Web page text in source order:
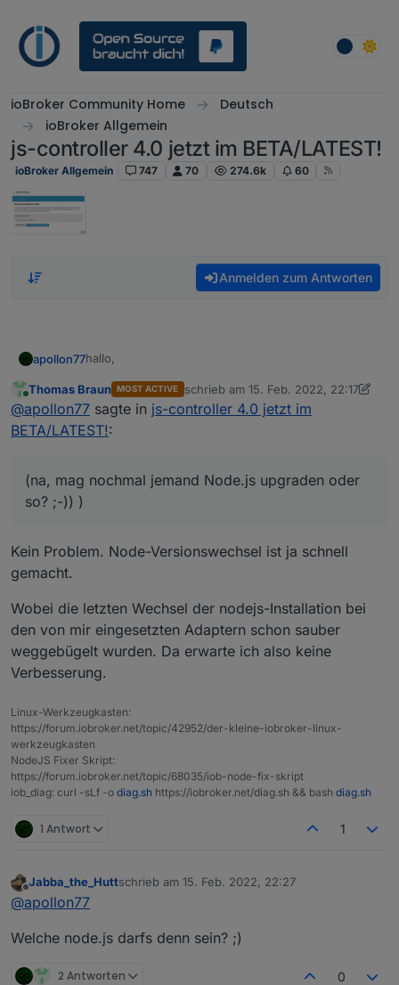
ioBroker Community Home
Deutsch
ioBroker Allgemein
js-controller 4.0 jetzt im BETA/LATEST!
ioBroker Allgemein 747 70 274.6k 60
Anmelden zum Antworten
apollon77hallo,
mit dem Feedback der letzten tage habe ich heute
den js-controller 4.0.10, aka Stable-RC2 für Euch.
Enthalten ist:
4.0.10 (2022-02-15)
(foxriver76) allow null for object.states also for
(Apollon77) Make sure adapters that are
adapter start
damit gelöst sein und die Module-spezifischen
Online
Thomas Braun MOST ACTIVE schrieb am 15. Feb. 2022, 22:17
zuletzt editiert von Thomas Braun
@apollon77 sagte in js-controller 4.0 jetzt im
BETA/LATEST!:
(na, mag nochmal jemand Node.js upgraden oder
so? ;-)) )
Kein Problem. Node-Versionswechsel ist ja schnell
gemacht.
Wobei die letzten Wechsel der nodejs-Installation bei
den von mir eingesetzten Adaptern schon sauber
weggebügelt wurden. Da erwarte ich also keine
Verbesserung.
Linux-Werkzeugkasten:
https://forum.iobroker.net/topic/42952/der-kleine-iobroker-linux-
werkzeugkasten
NodeJS Fixer Skript:
https://forum.iobroker.net/topic/68035/iob-node-fix-skript
iob_diag: curl -sLf -o diag.sh https://iobroker.net/diag.sh && bash diag.sh
1 Antwort 1
Offline
Jabba_the_Huttschrieb am 15. Feb. 2022, 22:27
zuletzt editiert von
@apollon77
Welche node.js darfs denn sein? ;)
2 Antworten 0